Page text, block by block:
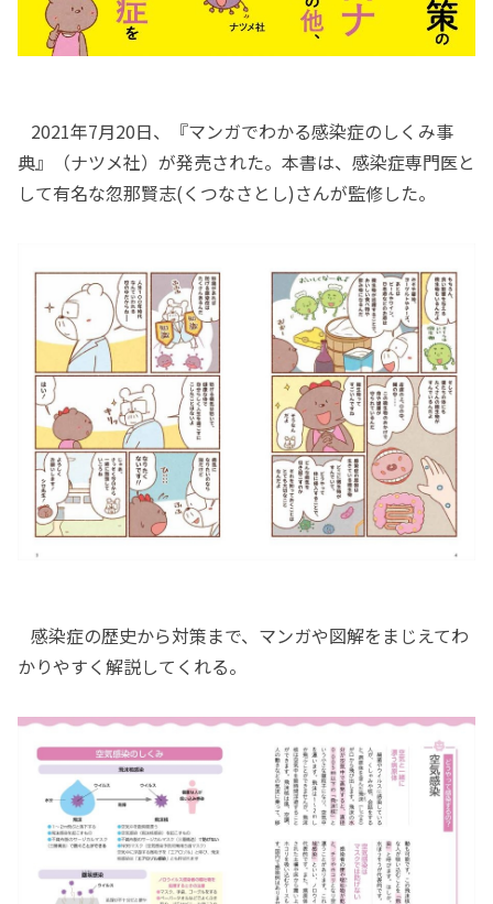
2021年7月20日、『マンガでわかる感染症のしくみ事
典』（ナツメ社）が発売された。本書は、感染症専門医と
して有名な忽那賢志(くつなさとし)さんが監修した。
感染症の歴史から対策まで、マンガや図解をまじえてわ
かりやすく解説してくれる。